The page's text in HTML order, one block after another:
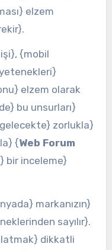
elzem
{mobil
elzem olarak
bu unsurları}
zorlukla}
{Web Forum
bir inceleme}
markanızın}
sayılır}.
dikkatli